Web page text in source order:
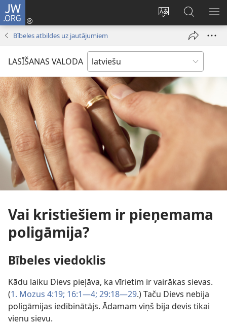
JW.ORG
Mainīt
valodu
Pieteikties
(opens
Meklēt
vietnē
JW.ORG
Bībeles atbildes uz jautājumiem
LASĪŠANAS VALODA
Vai kristiešiem ir pieņemama
poligāmija?
Bībeles viedoklis
Kādu laiku Dievs pieļāva, ka vīrietim ir vairākas sievas.
(1. Mozus 4:19; 16:1—4; 29:18—29.) Taču Dievs nebija
poligāmijas iedibinātājs. Ādamam viņš bija devis tikai
vienu sievu.